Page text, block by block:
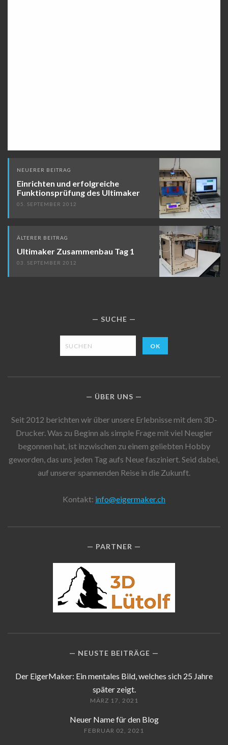
Beitragsnavigation
NEUERER BEITRAG
Einrichten und erfolgreiche
Funktionsprüfung des Ultimaker
05. SEPTEMBER 2012
ÄLTERER BEITRAG
Ultimaker Zusammenbau Tag 1
03. SEPTEMBER 2012
SUCHE
ÜBER UNS
Seit 2012 berichten wir über unsere Erlebnisse mit dem 3D-
Drucker. Was zu Beginn als simple Frage mit viel Neugier
begonnen hat, ist inzwischen zu einem geliebten Hobby
geworden, das uns jeden Tag aufs Neue fasziniert. Seid dabei,
auf unserer spannenden Reise in die Zukunft.
Kontakt: info@eigermaker.ch
PARTNER
NEUSTE BEITRÄGE
Der EigerMaker: Ein mentales Bild, welches sich 25 Jahre
später zeigt.
MÄRZ 17, 2021
Neuer Name für den Blog
FEBRUAR 02, 2021